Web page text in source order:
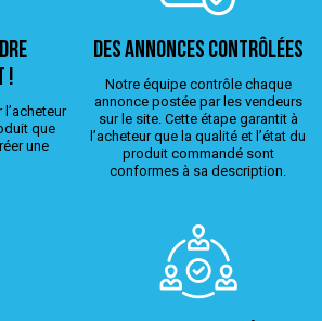
!
que
une
Des annonces contrôlées
Notre équipe contrôle chaque
annonce postée par les vendeurs
sur le site. Cette étape garantit à
l’acheteur que la qualité et l’état du
produit commandé sont
conformes à sa description.